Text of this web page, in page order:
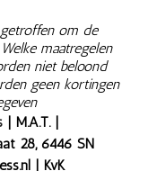
om de
maatregelen
niet beloond
geen kortingen
| M.A.T. |
28, 6446 SN
| KvK